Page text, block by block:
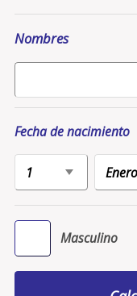
Nombres
Fecha de nacimiento
Masculino